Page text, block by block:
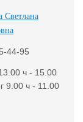
44-95
ч - 15.00
9.00 ч - 11.00